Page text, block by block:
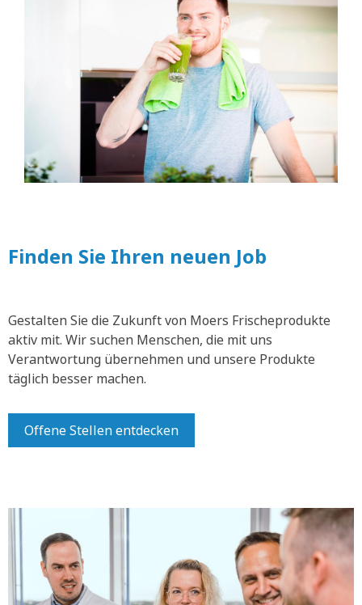
Finden Sie Ihren neuen Job
Gestalten Sie die Zukunft von Moers Frischeprodukte
aktiv mit. Wir suchen Menschen, die mit uns
Verantwortung übernehmen und unsere Produkte
täglich besser machen.
Offene Stellen entdecken